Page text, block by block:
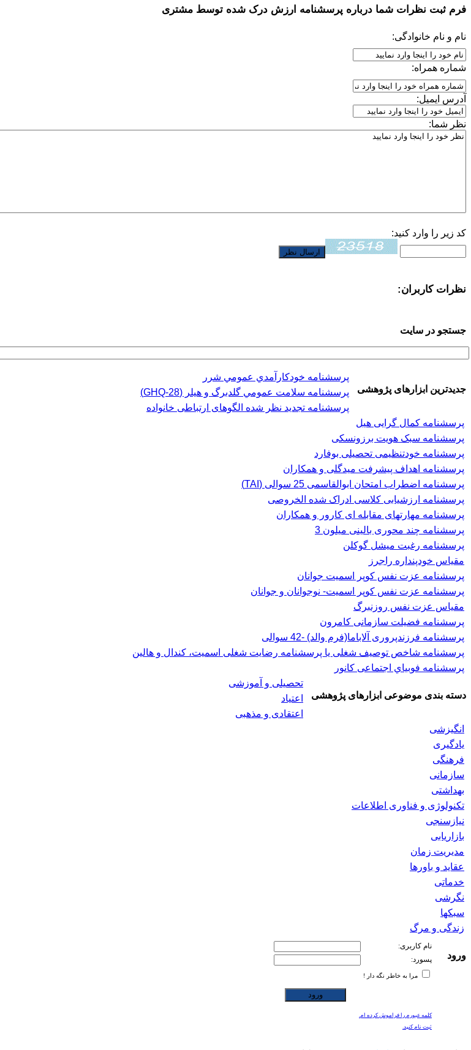
فرم ثبت نظرات شما درباره پرسشنامه ارزش درک شده توسط مشتری
نام و نام خانوادگی:
شماره همراه:
آدرس ایمیل:
نظر شما:
کد زیر را وارد کنید:
نظرات کاربران:
جستجو در سایت
جدیدترین ابزارهای پژوهشی
پرسشنامه خودكارآمدي عمومي شرر
پرسشنامه سلامت عمومي گلدبرگ و هیلر (GHQ-28)
پرسشنامه تجدید نظر شده الگوهای ارتباطی خانواده
پرسشنامه کمال گرایی هیل
پرسشنامه سبک هویت برزونسکی
پرسشنامه خودتنظیمی تحصیلی بوفارد
پرسشنامه اهداف پیشرفت میدگلی و همکاران
پرسشنامه اضطراب امتحان ابوالقاسمی 25 سوالی (TAI)
پرسشنامه ارزشیابی کلاسی ادراک شده الخروصی
پرسشنامه مهارتهای مقابله ای کارور و همکاران
پرسشنامه چند محوری بالینی میلون 3
پرسشنامه رغبت ميشل گوكلن
مقیاس خودپنداره راجرز
پرسشنامه عزت نفس كوپر اسميت جوانان
پرسشنامه عزت نفس کوپر اسمیت- نوجوانان و جوانان
مقیاس عزت نفس روزنبرگ
پرسشنامه فضیلت سازمانی کامرون
پرسشنامه فرزندپروری آلاباما(فرم والد) -42 سوالی
پرسشنامه شاخص توصیف شغلی یا پرسشنامه رضایت شغلی اسميت، كندال و هالين
پرسشنامه فوبياي اجتماعی کانور
دسته بندی موضوعی ابزارهای پژوهشی
تحصیلی و آموزشی
اعتیاد
اعتقادی و مذهبی
انگیزشی
یادگیری
فرهنگی
سازمانی
بهداشتی
تکنولوژی و فناوری اطلاعات
نیازسنجی
بازاریابی
مدیریت زمان
عقاید و باورها
خدماتی
نگرشی
سبکها
زندگی و مرگ
ورود
نام کاربری:
پسورد:
مرا به خاطر نگه دار !
کلمه عبورم را فراموش کرده ام.
ثبت نام کنید.